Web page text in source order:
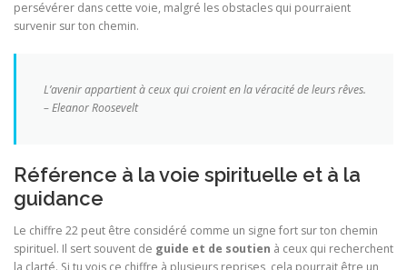
persévérer dans cette voie, malgré les obstacles qui pourraient
survenir sur ton chemin.
L’avenir appartient à ceux qui croient en la véracité de leurs rêves.
– Eleanor Roosevelt
Référence à la voie spirituelle et à la
guidance
Le chiffre 22 peut être considéré comme un signe fort sur ton chemin
spirituel. Il sert souvent de guide et de soutien à ceux qui recherchent
la clarté. Si tu vois ce chiffre à plusieurs reprises, cela pourrait être un